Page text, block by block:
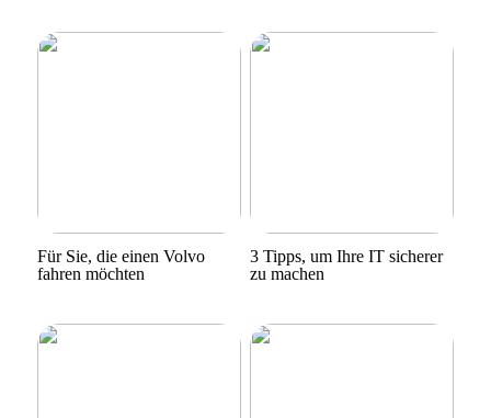
Für Sie, die einen Volvo
fahren möchten
3 Tipps, um Ihre IT sicherer
zu machen